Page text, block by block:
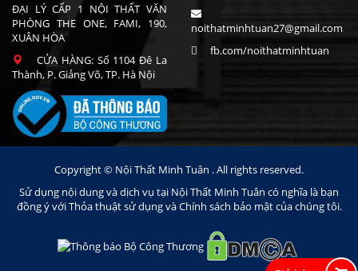
ĐẠI LÝ CẤP 1 NỘI THẤT VĂN
PHÒNG THE ONE, FAMI, 190,
XUÂN HÒA
CỬA HÀNG: Số 1104 Đê La
Thành, P. Giảng Võ, TP. Hà Nội
noithatminhtuan27@gmail.com
fb.com/noithatminhtuan
Copyright © Nội Thất Minh Tuân . All rights reserved.
Sử dụng nội dung và dịch vụ tại Nội Thất Minh Tuân có nghĩa là bạn
đồng ý với Thỏa thuật sử dụng và Chính sách bảo mật của chúng tôi.